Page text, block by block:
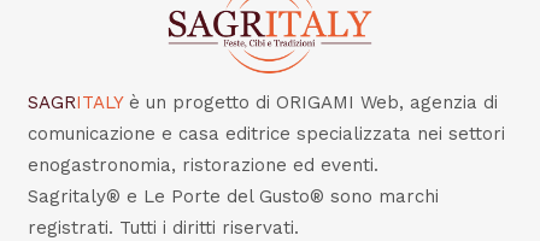
SAGRITALY è un progetto di ORIGAMI Web, agenzia di
comunicazione e casa editrice specializzata nei settori
enogastronomia, ristorazione ed eventi.
Sagritaly® e Le Porte del Gusto® sono marchi
registrati. Tutti i diritti riservati.